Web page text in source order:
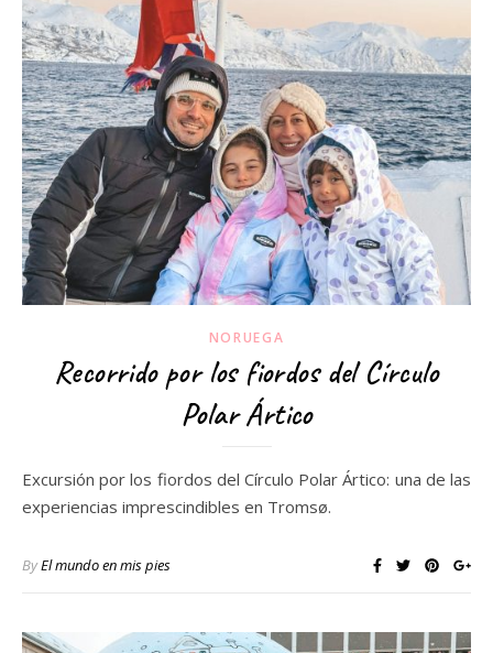
NORUEGA
Recorrido por los fiordos del Círculo
Polar Ártico
Excursión por los fiordos del Círculo Polar Ártico: una de las
experiencias imprescindibles en Tromsø.
ByEl mundo en mis pies